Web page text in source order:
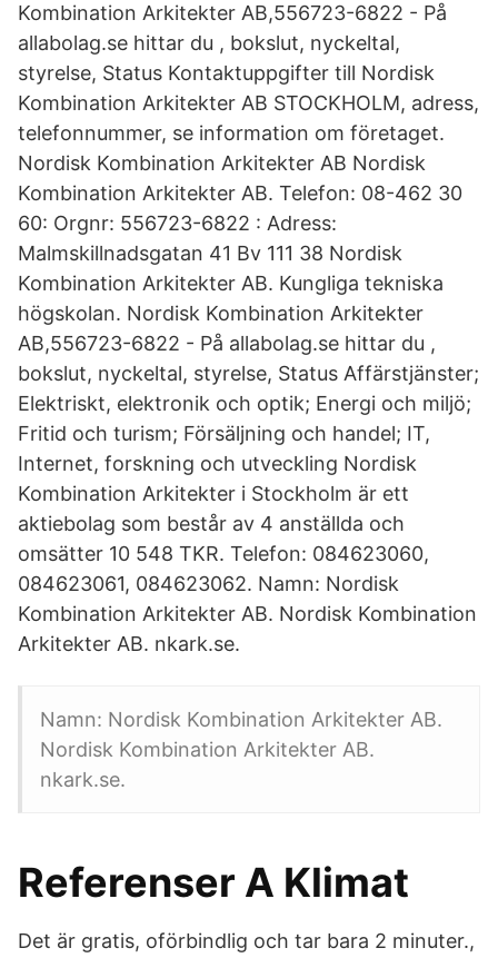
Kombination Arkitekter AB,556723-6822 - På
allabolag.se hittar du , bokslut, nyckeltal,
styrelse, Status Kontaktuppgifter till Nordisk
Kombination Arkitekter AB STOCKHOLM, adress,
telefonnummer, se information om företaget.
Nordisk Kombination Arkitekter AB Nordisk
Kombination Arkitekter AB. Telefon: 08-462 30
60: Orgnr: 556723-6822 : Adress:
Malmskillnadsgatan 41 Bv 111 38 Nordisk
Kombination Arkitekter AB. Kungliga tekniska
högskolan. Nordisk Kombination Arkitekter
AB,556723-6822 - På allabolag.se hittar du ,
bokslut, nyckeltal, styrelse, Status Affärstjänster;
Elektriskt, elektronik och optik; Energi och miljö;
Fritid och turism; Försäljning och handel; IT,
Internet, forskning och utveckling Nordisk
Kombination Arkitekter i Stockholm är ett
aktiebolag som består av 4 anställda och
omsätter 10 548 TKR. Telefon: 084623060,
084623061, 084623062. Namn: Nordisk
Kombination Arkitekter AB. Nordisk Kombination
Arkitekter AB. nkark.se.
Namn: Nordisk Kombination Arkitekter AB.
Nordisk Kombination Arkitekter AB.
nkark.se.
Referenser A Klimat
Det är gratis, oförbindlig och tar bara 2 minuter.,